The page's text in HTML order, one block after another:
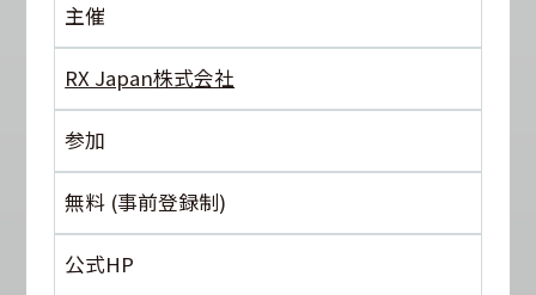
主催
RX Japan株式会社
参加
無料 (事前登録制)
公式HP